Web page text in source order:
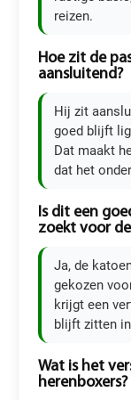
reizen.
Hoe zit de
aansluitend?
Hij zit
goed blijft
Dat maakt
dat het
Is dit een
zoekt voor
Ja, de
gekozen
krijgt een
blijft zitten
Wat is het
herenboxers?